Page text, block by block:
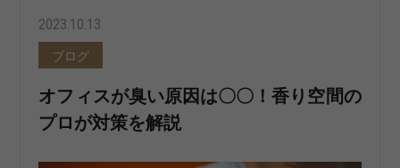
2023.10.13
ブログ
オフィスが臭い原因は〇〇！香り空間の
プロが対策を解説